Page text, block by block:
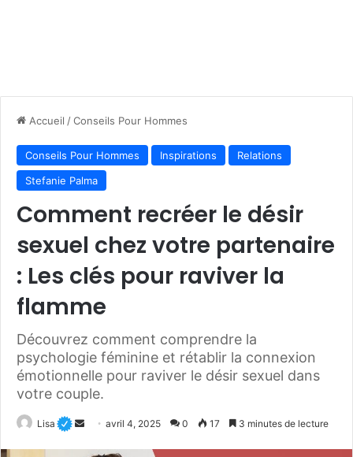
Accueil /Conseils Pour Hommes
Conseils Pour Hommes Inspirations
Relations
Stefanie Palma
Comment recréer le désir
sexuel chez votre partenaire
: Les clés pour raviver la
flamme
Découvrez comment comprendre la
psychologie féminine et rétablir la connexion
émotionnelle pour raviver le désir sexuel dans
votre couple.
Lisa
Envoyeravril 4, 2025 0 17 3 minutes de lecture